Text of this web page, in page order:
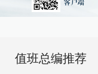
值班总编推荐